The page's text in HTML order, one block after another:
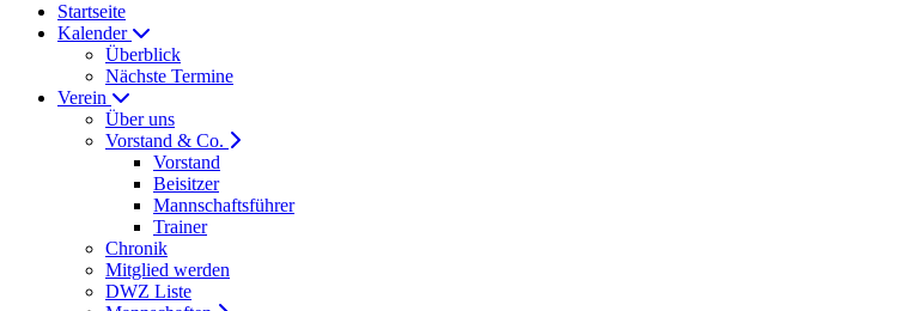
Startseite
Kalender
Überblick
Nächste Termine
Verein
Über uns
Vorstand & Co.
Vorstand
Beisitzer
Mannschaftsführer
Trainer
Chronik
Mitglied werden
DWZ Liste